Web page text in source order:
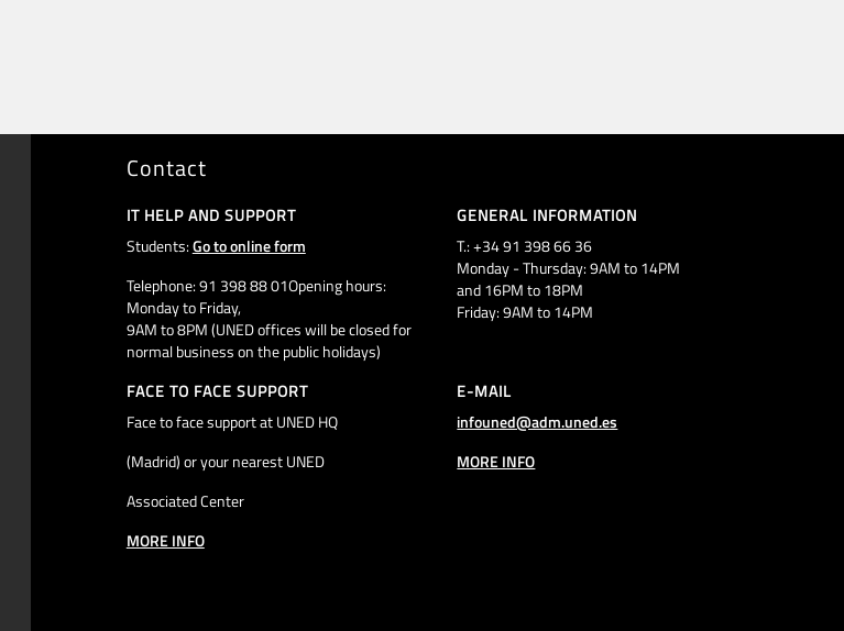
Contact
IT HELP AND SUPPORT
Students:Go to online form
Telephone: 91 398 88 01Opening hours:
Monday to Friday,
9AM to 8PM (UNED offices will be closed for
normal business on the public holidays)
GENERAL INFORMATION
T.: +34 91 398 66 36
Monday - Thursday: 9AM to 14PM
and 16PM to 18PM
Friday: 9AM to 14PM
FACE TO FACE SUPPORT
Face to face support at UNED HQ
(Madrid) or your nearest UNED
Associated Center
MORE INFO
E-MAIL
infouned@adm.uned.es
MORE INFO